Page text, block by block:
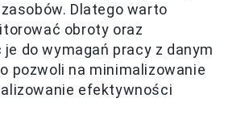
Dlatego warto
obroty oraz
do wymagań pracy z danym
pozwoli na minimalizowanie
efektywności